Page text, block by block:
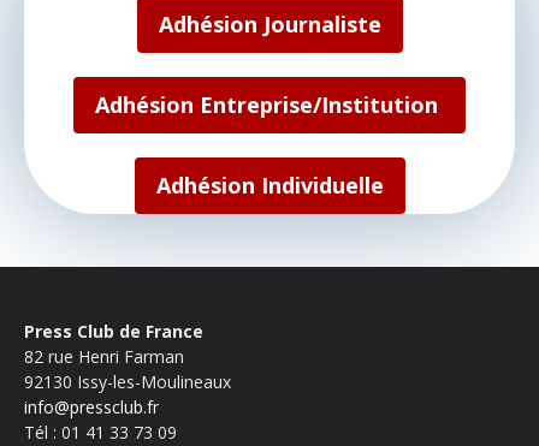
Adhésion Journaliste
Adhésion Entreprise/Institution
Adhésion Individuelle
Press Club de France
82 rue Henri Farman
92130 Issy-les-Moulineaux
info@pressclub.fr
Tél : 01 41 33 73 09